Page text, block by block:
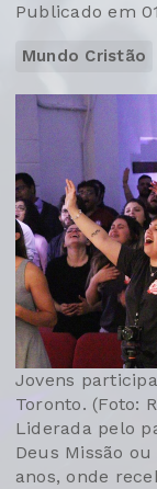
Publicado em
Mundo Cristão
Jovens
Toronto. (Foto:
Liderada pelo
Deus Missão
anos, onde